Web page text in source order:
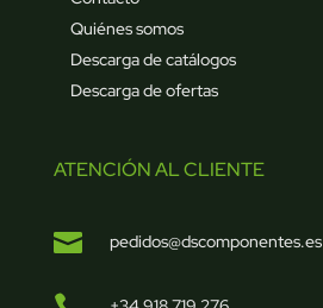
Quiénes somos
Descarga de catálogos
Descarga de ofertas
ATENCIÓN AL CLIENTE
 pedidos@dscomponentes.es